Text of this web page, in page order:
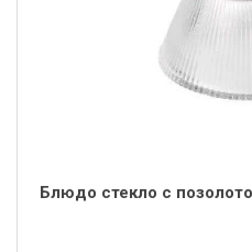
Блюдо стекло с